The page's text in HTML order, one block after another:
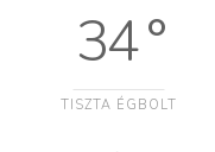
34 °
TISZTA ÉGBOLT